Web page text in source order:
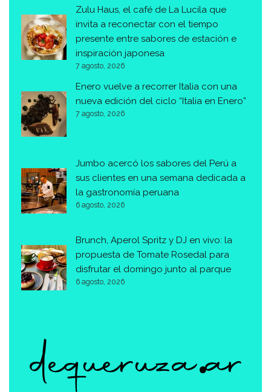
Zulu Haus, el café de La Lucila que
invita a reconectar con el tiempo
presente entre sabores de estación e
inspiración japonesa
7 agosto, 2026
Enero vuelve a recorrer Italia con una
nueva edición del ciclo “Italia en Enero”
7 agosto, 2026
Jumbo acercó los sabores del Perú a
sus clientes en una semana dedicada a
la gastronomía peruana
6 agosto, 2026
Brunch, Aperol Spritz y DJ en vivo: la
propuesta de Tomate Rosedal para
disfrutar el domingo junto al parque
6 agosto, 2026